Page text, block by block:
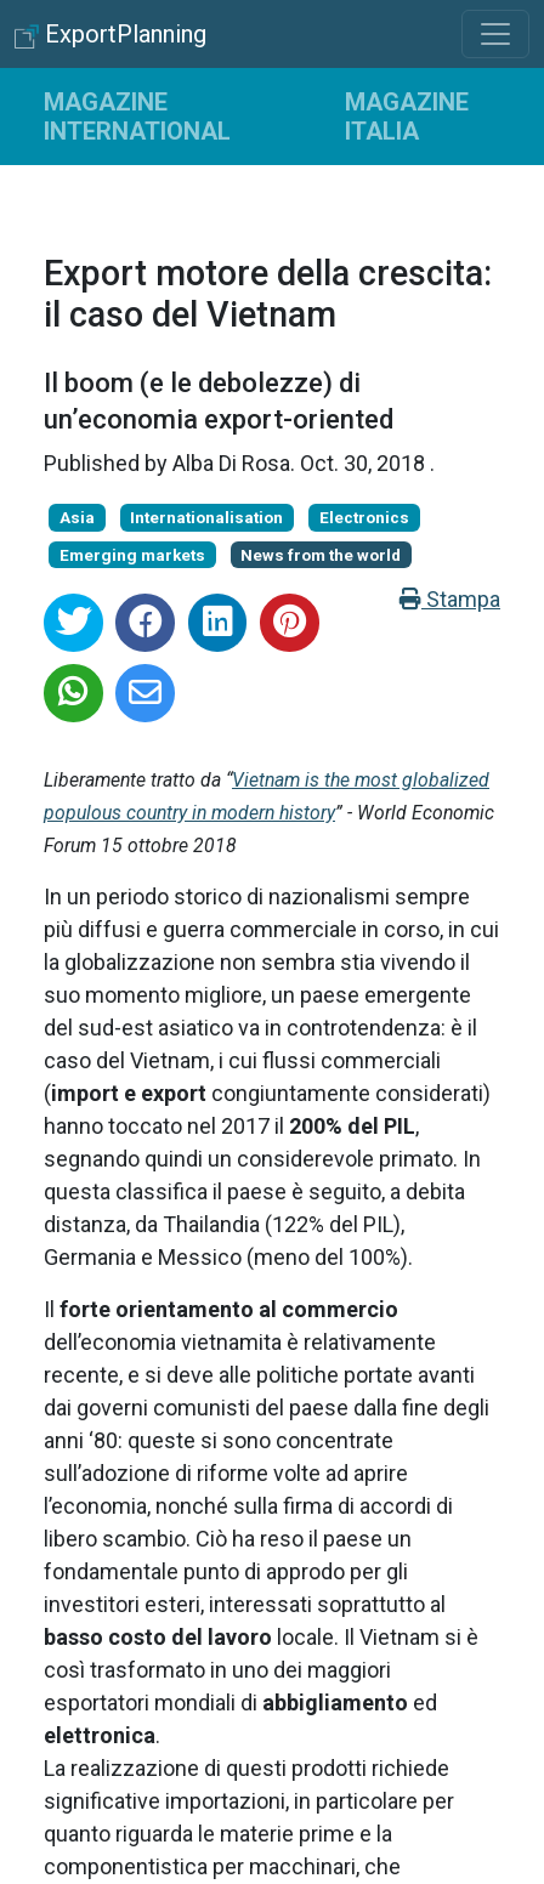
ExportPlanning
MAGAZINE
INTERNATIONAL
MAGAZINE
ITALIA
Export motore della crescita:
il caso del Vietnam
Il boom (e le debolezze) di
un’economia export-oriented
Published byAlba Di Rosa. Oct. 30, 2018 .
Asia Internationalisation
Electronics
Emerging markets
News from the world
Stampa
Liberamente tratto da “Vietnam is the most globalized
populous country in modern history” - World Economic
Forum 15 ottobre 2018
In un periodo storico di nazionalismi sempre
più diffusi e guerra commerciale in corso, in cui
la globalizzazione non sembra stia vivendo il
suo momento migliore, un paese emergente
del sud-est asiatico va in controtendenza: è il
caso del Vietnam, i cui flussi commerciali
(import e export congiuntamente considerati)
hanno toccato nel 2017 il 200% del PIL,
segnando quindi un considerevole primato. In
questa classifica il paese è seguito, a debita
distanza, da Thailandia (122% del PIL),
Germania e Messico (meno del 100%).
Il forte orientamento al commercio
dell’economia vietnamita è relativamente
recente, e si deve alle politiche portate avanti
dai governi comunisti del paese dalla fine degli
anni ‘80: queste si sono concentrate
sull’adozione di riforme volte ad aprire
l’economia, nonché sulla firma di accordi di
libero scambio. Ciò ha reso il paese un
fondamentale punto di approdo per gli
investitori esteri, interessati soprattutto al
basso costo del lavoro locale. Il Vietnam si è
così trasformato in uno dei maggiori
esportatori mondiali di abbigliamento ed
elettronica.
La realizzazione di questi prodotti richiede
significative importazioni, in particolare per
quanto riguarda le materie prime e la
componentistica per macchinari, che